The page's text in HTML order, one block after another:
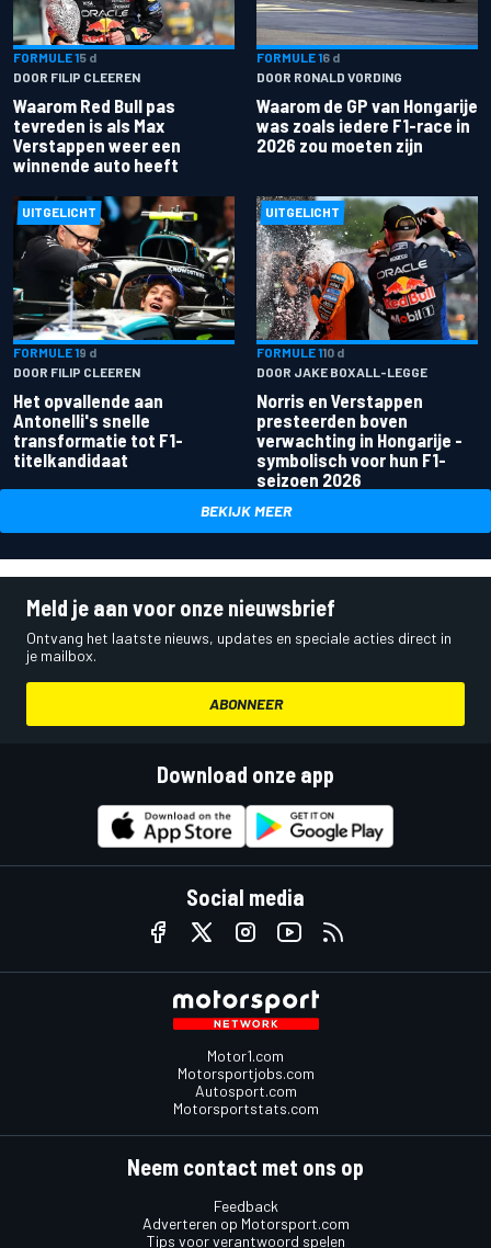
FORMULE 15 d
DOOR FILIP CLEEREN
Waarom Red Bull pas
tevreden is als Max
Verstappen weer een
winnende auto heeft
FORMULE 16 d
DOOR RONALD VORDING
Waarom de GP van Hongarije
was zoals iedere F1-race in
2026 zou moeten zijn
UITGELICHT
FORMULE 19 d
DOOR FILIP CLEEREN
Het opvallende aan
Antonelli's snelle
transformatie tot F1-
titelkandidaat
UITGELICHT
FORMULE 110 d
DOOR JAKE BOXALL-LEGGE
Norris en Verstappen
presteerden boven
verwachting in Hongarije -
symbolisch voor hun F1-
seizoen 2026
BEKIJK MEER
Meld je aan voor onze nieuwsbrief
Ontvang het laatste nieuws, updates en speciale acties direct in
je mailbox.
ABONNEER
Download onze app
Social media
Motor1.com
Motorsportjobs.com
Autosport.com
Motorsportstats.com
Neem contact met ons op
Feedback
Adverteren op Motorsport.com
Tips voor verantwoord spelen